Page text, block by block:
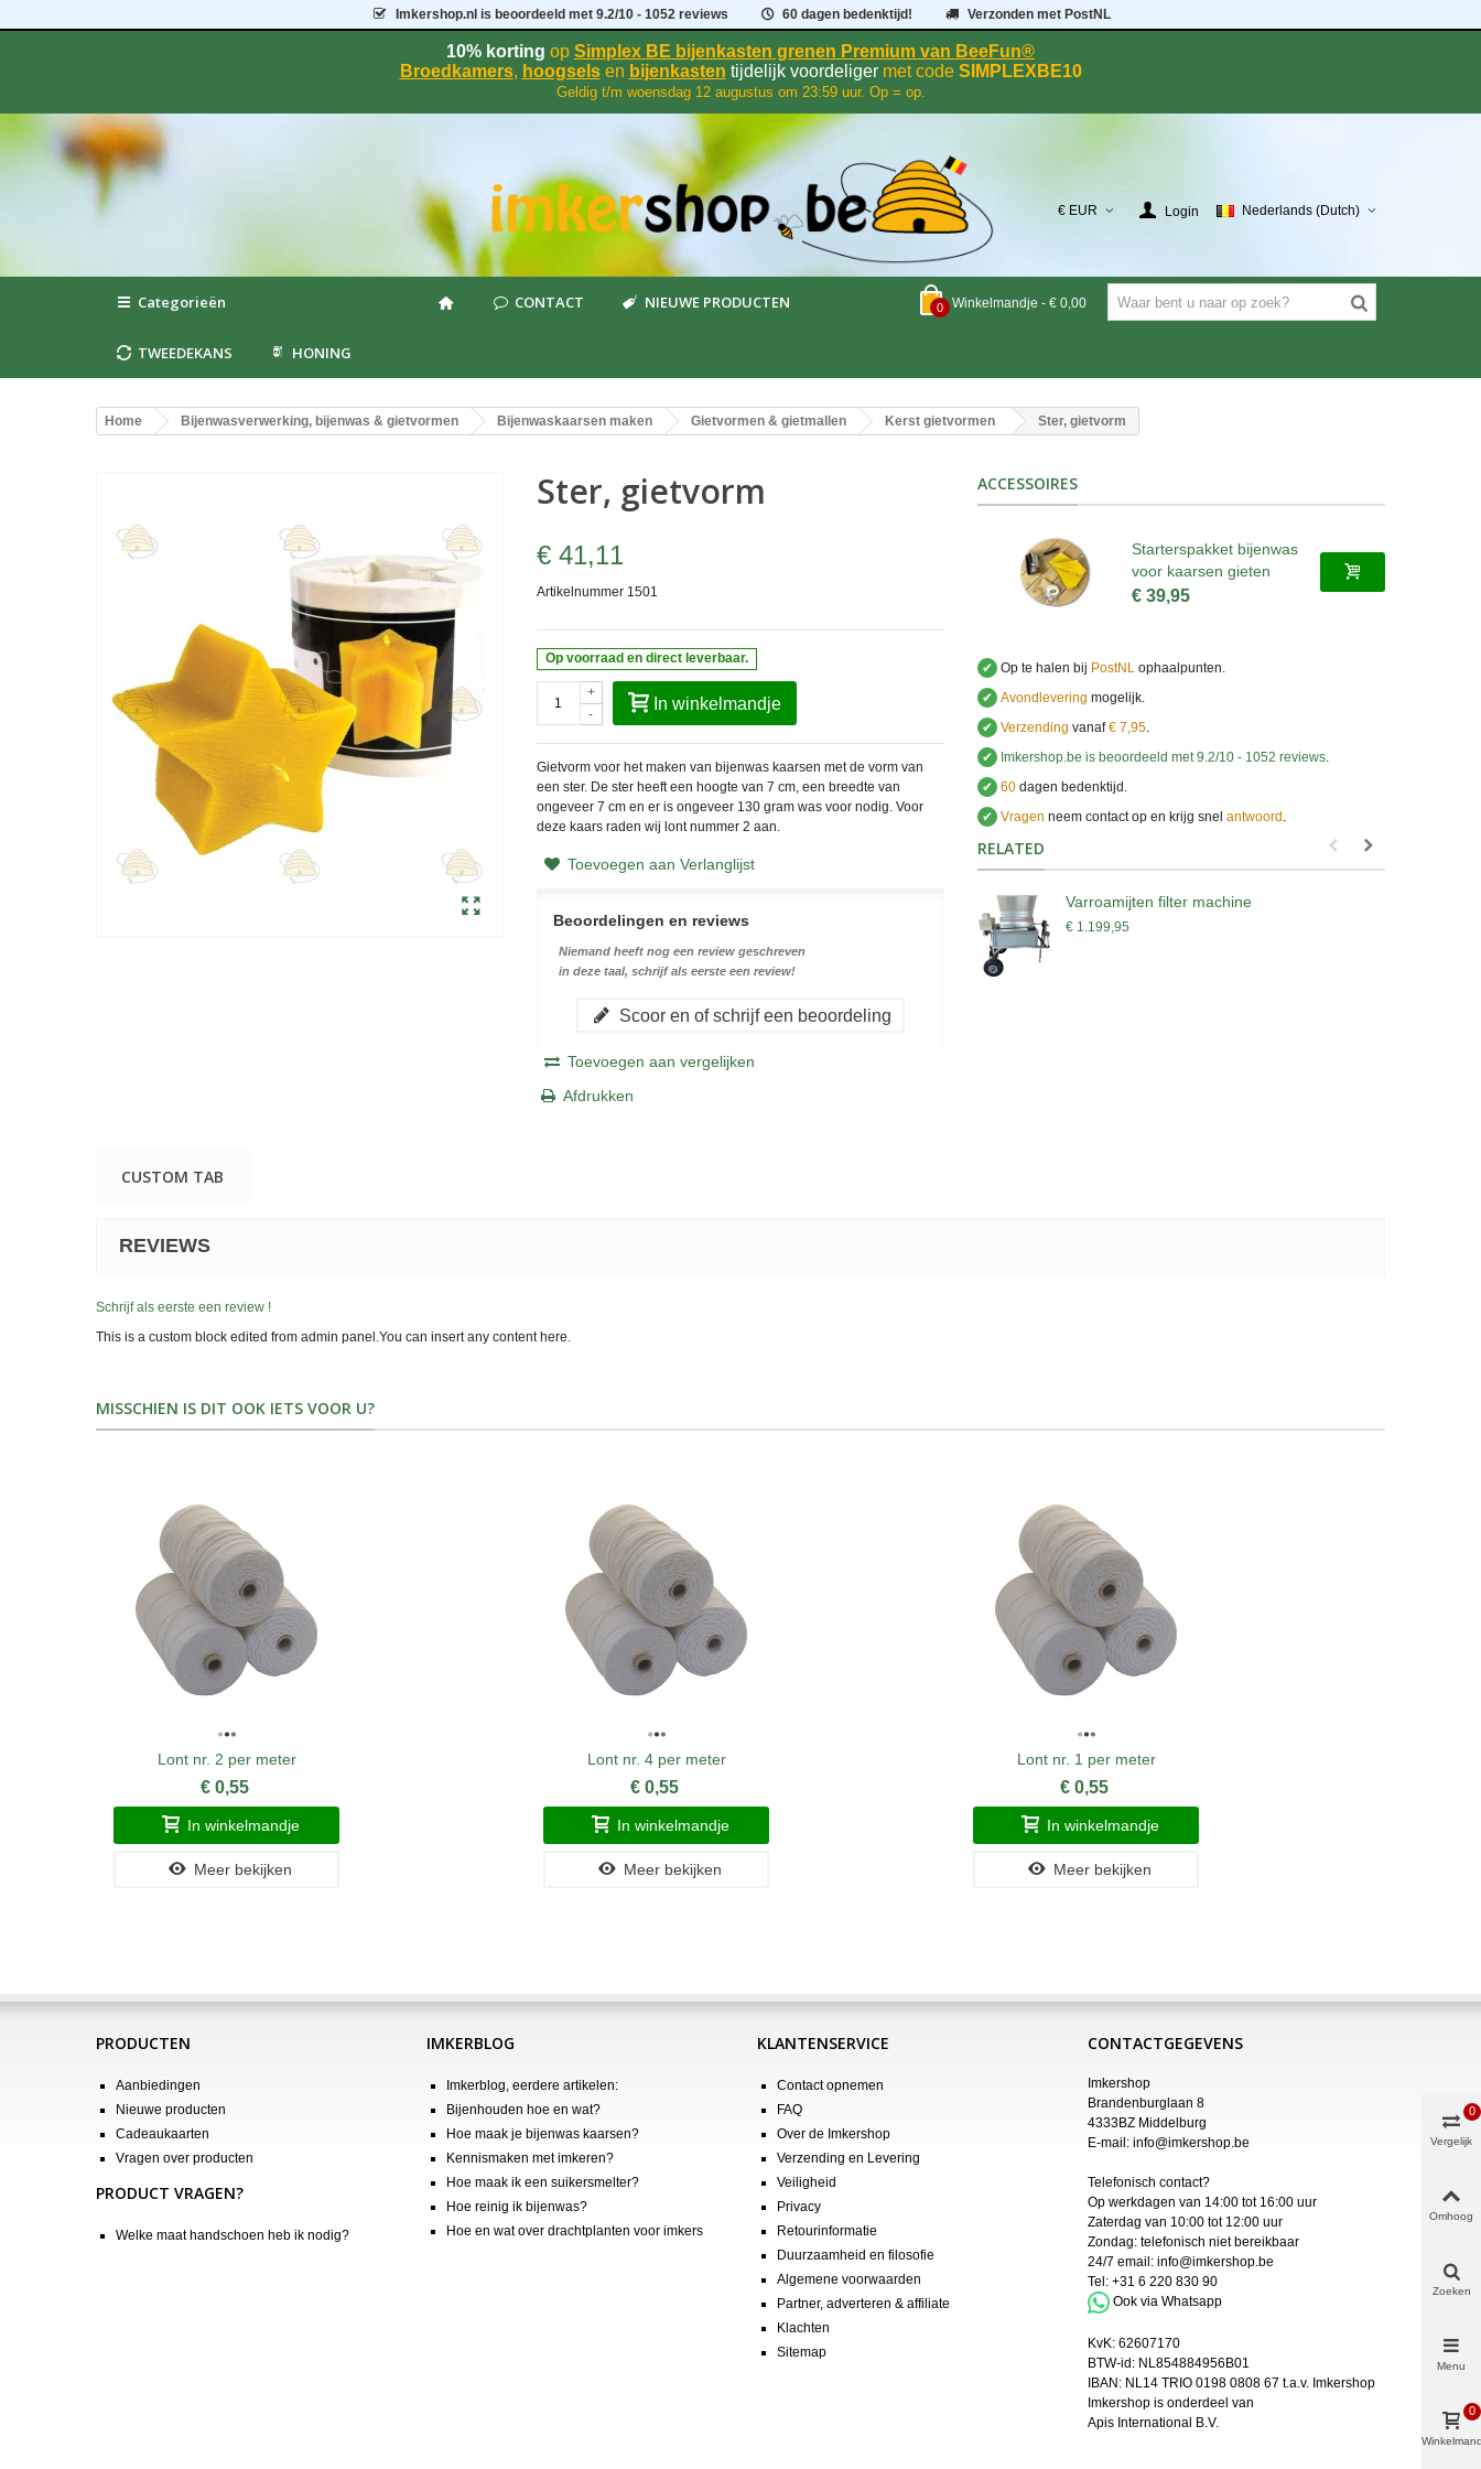
Imkershop.nl is beoordeeld met 9.2/10 - 1052 reviews 60 dagen bedenktijd! Verzonden met PostNL
10% korting op Simplex BE bijenkasten grenen Premium van BeeFun®
Broedkamers, hoogselsen bijenkasten tijdelijk voordeligermet codeSIMPLEXBE10
Geldig t/m woensdag 12 augustus om 23:59 uur. Op = op.
€ EUR Login Nederlands (Dutch)
0 Winkelmandje - € 0,00
Categorieën CONTACT NIEUWE PRODUCTEN
TWEEDEKANS HONING
Home Bijenwasverwerking, bijenwas & gietvormen Bijenwaskaarsen maken Gietvormen & gietmallen Kerst gietvormen Ster, gietvorm
Ster, gietvorm
€ 41,11
Artikelnummer 1501
Op voorraad en direct leverbaar.
-
+
In winkelmandje
Gietvorm voor het maken van bijenwas kaarsen met de vorm van
een ster. De ster heeft een hoogte van 7 cm, een breedte van
ongeveer 7 cm en er is ongeveer 130 gram was voor nodig. Voor
deze kaars raden wij lont nummer 2 aan.
Toevoegen aan Verlanglijst
Beoordelingen en reviews
Niemand heeft nog een review geschreven
in deze taal, schrijf als eerste een review!
Scoor en of schrijf een beoordeling
Toevoegen aan vergelijken
Afdrukken
ACCESSOIRES
Starterspakket bijenwas
voor kaarsen gieten
€ 39,95
✔ Op te halen bij PostNLophaalpunten.
✔ Avondlevering mogelijk.
✔ Verzending vanaf€ 7,95.
✔
Imkershop.be is beoordeeld met9.2/10 -1052 reviews.
✔ 60dagen bedenktijd.
✔ Vragen neem contact op en krijg snel antwoord ..
RELATED
Varroamijten filter machine
€ 1.199,95
CUSTOM TAB
REVIEWS
Schrijf als eerste een review !
This is a custom block edited from admin panel.You can insert any content here.
MISSCHIEN IS DIT OOK IETS VOOR U?
Lont nr. 2 per meter
€ 0,55
In winkelmandje
Meer bekijken
Lont nr. 4 per meter
€ 0,55
In winkelmandje
Meer bekijken
Lont nr. 1 per meter
€ 0,55
In winkelmandje
Meer bekijken
PRODUCTEN
Aanbiedingen
Nieuwe producten
Cadeaukaarten
Vragen over producten
PRODUCT VRAGEN?
Welke maat handschoen heb ik nodig?
IMKERBLOG
Imkerblog, eerdere artikelen:
Bijenhouden hoe en wat?
Hoe maak je bijenwas kaarsen?
Kennismaken met imkeren?
Hoe maak ik een suikersmelter?
Hoe reinig ik bijenwas?
Hoe en wat over drachtplanten voor imkers
KLANTENSERVICE
Contact opnemen
FAQ
Over de Imkershop
Verzending en Levering
Veiligheid
Privacy
Retourinformatie
Duurzaamheid en filosofie
Algemene voorwaarden
Partner, adverteren & affiliate
Klachten
Sitemap
CONTACTGEGEVENS
Imkershop
Brandenburglaan 8
4333BZ Middelburg
E-mail: info@imkershop.be
Telefonisch contact?
Op werkdagen van 14:00 tot 16:00 uur
Zaterdag van 10:00 tot 12:00 uur
Zondag: telefonisch niet bereikbaar
24/7 email: info@imkershop.be
Tel: +31 6 220 830 90
Ook via Whatsapp
KvK: 62607170
BTW-id: NL854884956B01
IBAN: NL14 TRIO 0198 0808 67 t.a.v. Imkershop
Imkershop is onderdeel van
Apis International B.V.
Vergelijk
0
Omhoog
Zoeken
Menu
0